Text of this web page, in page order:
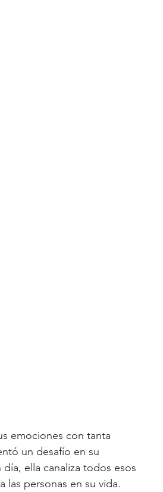
emociones con tanta
un desafío en su
ella canaliza todos esos
las personas en su vida.